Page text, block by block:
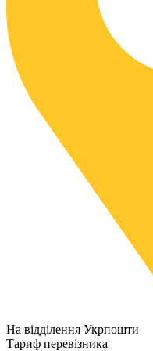
На відділення Укрпошти
Тариф перевізника